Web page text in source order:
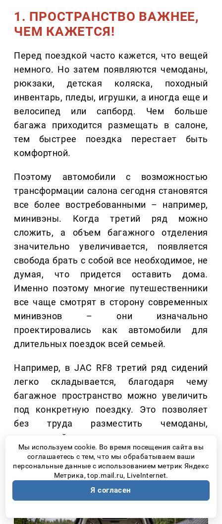
1. ПРОСТРАНСТВО ВАЖНЕЕ,
ЧЕМ КАЖЕТСЯ!
Перед поездкой часто кажется, что вещей
немного. Но затем появляются чемоданы,
рюкзаки, детская коляска, походный
инвентарь, пледы, игрушки, а иногда еще и
велосипед или сапборд. Чем больше
багажа приходится размещать в салоне,
тем быстрее поездка перестает быть
комфортной.
Поэтому автомобили с возможностью
трансформации салона сегодня становятся
все более востребованными – например,
минивэны. Когда третий ряд можно
сложить, а объем багажного отделения
значительно увеличивается, появляется
свобода брать с собой все необходимое, не
думая, что придется оставить дома.
Именно поэтому многие путешественники
все чаще смотрят в сторону современных
минивэнов – они изначально
проектировались как автомобили для
длительных поездок всей семьей.
Например, в JAC RF8 третий ряд сидений
легко складывается, благодаря чему
багажное пространство можно увеличить
под конкретную поездку. Это позволяет
без труда разместить чемоданы,
спортивный инвентарь или туристическое
снаряжение.
Мы используем cookie. Во время посещения сайта вы
соглашаетесь с тем, что мы обрабатываем ваши
персональные данные с использованием метрик Яндекс
Метрика, top.mail.ru, LiveInternet.
Я согласен